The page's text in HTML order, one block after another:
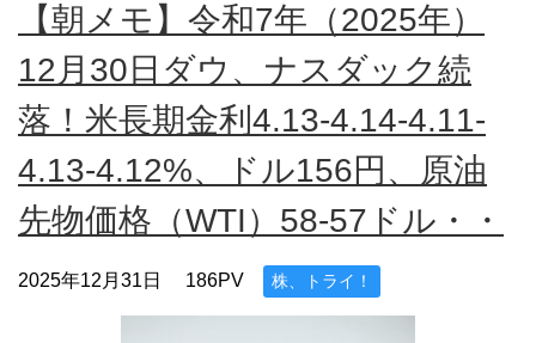
【朝メモ】令和7年（2025年）
12月30日ダウ、ナスダック続
落！米長期金利4.13-4.14-4.11-
4.13-4.12%、ドル156円、原油
先物価格（WTI）58-57ドル・・
2025年12月31日 186PV 株、トライ！